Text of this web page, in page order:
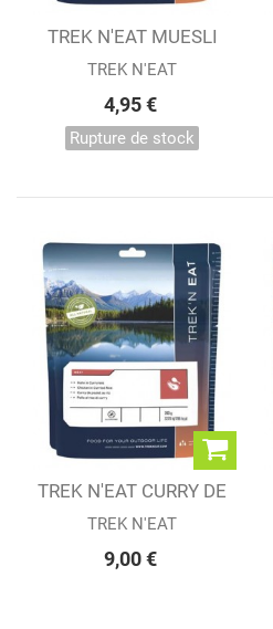
TREK N'EAT MUESLI
SUISSE AU LAIT
TREK N'EAT
4,95 €
Rupture de stock
TREK N'EAT CURRY DE
POULET AU RIZ
TREK N'EAT
9,00 €